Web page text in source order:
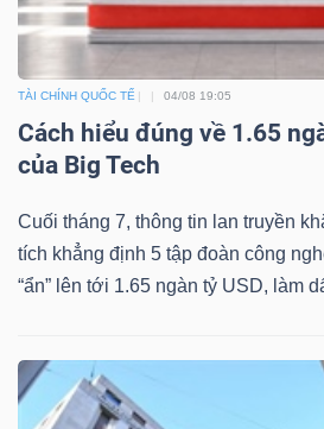
TÀI CHÍNH QUỐC TẾ 04/08 19:05
Cách hiểu đúng về 1.65
của Big Tech
Cuối tháng 7, thông tin lan truyền
tích khẳng định 5 tập đoàn công
“ẩn” lên tới 1.65 ngàn tỷ USD, làm